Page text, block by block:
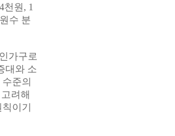
원, 1
수 분
가구로
대와 소
준의
려해
이기